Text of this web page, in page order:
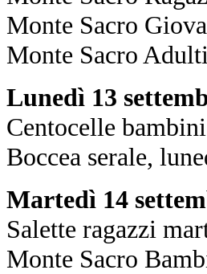
Monte Sacro
Monte Sacro
Lunedì 13
Centocelle
Boccea serale,
Martedì 14
Salette ragazzi
Monte Sacro